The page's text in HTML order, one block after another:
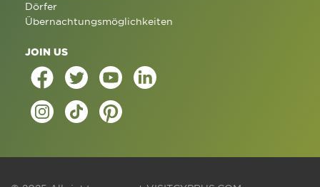
Dörfer
Übernachtungsmöglichkeiten
JOIN US